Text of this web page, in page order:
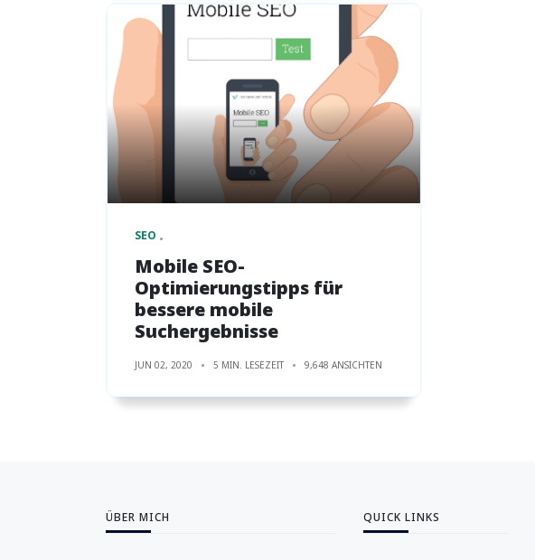
SEO
Mobile SEO-
Optimierungstipps für
bessere mobile
Suchergebnisse
JUN 02, 2020 5 MIN. LESEZEIT 9,648 ANSICHTEN
ÜBER MICH QUICK LINKS